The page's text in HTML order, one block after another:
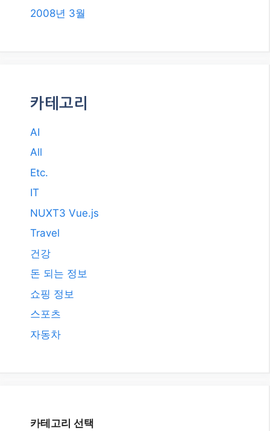
2008년 3월
카테고리
AI
All
Etc.
IT
NUXT3 Vue.js
Travel
건강
돈 되는 정보
쇼핑 정보
스포츠
자동차
카테고리 선택